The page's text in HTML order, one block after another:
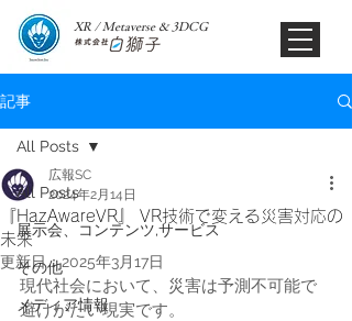
XR / Metaverse & 3DCG​
記事
All Posts
展示会、コンテンツ,サービス
その他
メディア情報
All Posts
『HazAwareVR』 VR技術で変える災害対応の
未来
広報SC
2024年2月14日
更新日：2025年3月17日
現代社会において、災害は予測不可能で
避けがたい現実です。